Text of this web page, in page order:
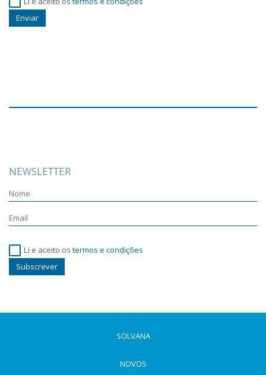
Enviar
NEWSLETTER
Li e aceito os termos e condições
Subscrever
SOLVANA
NOVOS